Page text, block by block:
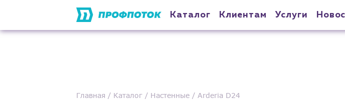
Каталог Клиентам Услуги
Главная Каталог Настенные Arderia D24